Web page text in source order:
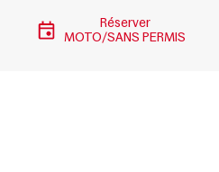
quad, voiture sans permis
Réserver
MOTO/SANS PERMIS